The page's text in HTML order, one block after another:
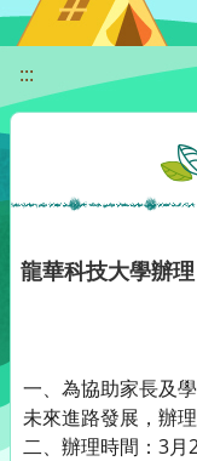
:::
龍華科技大學辦
一、為協助家長及
未來進路發展，辦理
二、辦理時間：3月